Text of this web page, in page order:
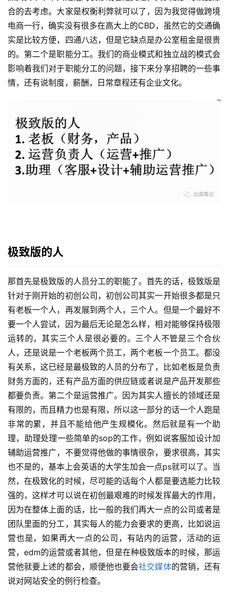
合的去考虑。大家是权衡利弊就可以了，因为我觉得做跨境
电商一行，确实没有很多在高大上的CBD，虽然它的交通确
实是比较方便，四通八达，但是它缺点是办公室租金是很贵
的。第二个是职能分工。我们的商业模式和独立战的模式会
影响着我们对于职能分工的问题，接下来分享招聘的一些事
情，还有说制度，薪酬，日常章程还有企业文化。
极致版的人
那首先是极致版的人员分工的职能了。首先的话，极致版是
针对于刚开始的初创公司，初创公司其实一开始很多都是只
有老板一个人，再发展到两个人，三个人。但是一个最好不
要一个人尝试，因为最后无论是怎么样，相对能够保持极限
运转的，其实三个人是很必要的。三个人不管是三个合伙
人，还是说是一个老板两个员工，两个老板一个员工。都没
有关系，这已经是最极致的人员的分布了，比如老板是负责
财务方面的，还有产品方面的供应链或者说是产品开发那些
都要负责。第二个是运营推广。因为其实人擅长的领域还是
有限的，而且精力也是有限，所以这一部分的话一个人跑是
非常的累，并且不能给他产生规模化。然后就是有一个助
理，助理处理一些简单的sop的工作，例如说客服加设计加
辅助运营推广，不要觉得他做的事情很杂，要求很高，其实
也不是的，基本上会英语的大学生加会一点ps就可以了。当
然，在极致化的时候，尽可能的话每个人都是要选能力比较
强的，这样才可以说在初创最艰难的时候发挥最大的作用，
因为在整体上面的话，比一般的我们再大一点的公司或者是
团队里面的分工，其实每人的能力会要求的更高，比如说运
营也是，如果再大一点的公司，有站内的运营，活动的运
营，edm的运营或者其他，但是在种极致版本的时候，那运
营他就要上述的都会，顺便他也要会社交媒体的营销，还有
说对网站安全的例行检查。